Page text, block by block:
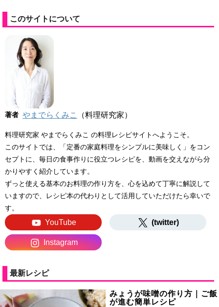
このサイトについて
著者 やまでらくみこ （料理研究家）
料理研究家 やまでらくみこ の料理レシピサイトへようこそ。
このサイトでは、「定番の家庭料理をシンプルに美味しく」をコン
セプトに、毎日の食事作りに役立つレシピを、動画を交えながら分
かりやすく紹介しています。
ずっと使える基本のお料理の作り方を、心を込めて丁寧に解説して
いますので、レシピ本の代わりとして活用していただけたら幸いで
す。
YouTube (twitter)
Instagram
最新レシピ
みょうが味噌の作り方｜ご飯
が進む簡単レシピ